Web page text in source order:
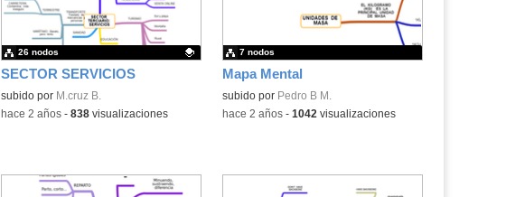
SECTOR SERVICIOS
Contenido educativo.
subido por M.cruz B.
26 nodos
-hace 2 años- 838visualizaciones
Mapa Mental
subido por Pedro B M.
7 nodos
-hace 2 años- 1042 visualizaciones